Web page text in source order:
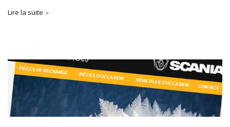
Lire la suite